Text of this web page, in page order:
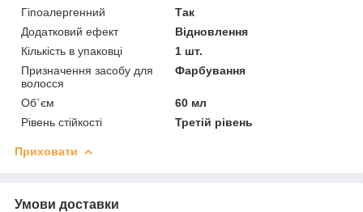
Гіпоалергенний
Так
Додатковий ефект
Відновлення
Кількість в упаковці
1 шт.
Призначення засобу для
волосся
Фарбування
Об`єм
60 мл
Рівень стійкості
Третій рівень
Приховати
Умови доставки